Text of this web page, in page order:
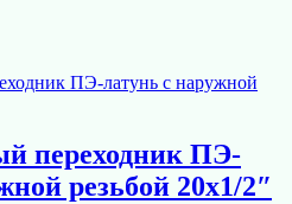
переходник ПЭ-
резьбой 20х1/2″